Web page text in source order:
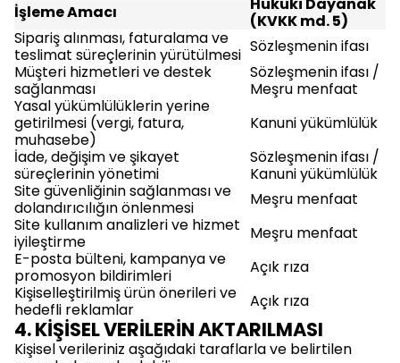
İşleme Amacı
(KVKK md. 5)
Sipariş alınması, faturalama ve
teslimat süreçlerinin yürütülmesi Sözleşmenin ifası
Müşteri hizmetleri ve destek
sağlanması
Sözleşmenin ifası /
Meşru menfaat
Yasal yükümlülüklerin yerine
getirilmesi (vergi, fatura,
muhasebe)
Kanuni yükümlülük
İade, değişim ve şikayet
süreçlerinin yönetimi
Sözleşmenin ifası /
Kanuni yükümlülük
Site güvenliğinin sağlanması ve
dolandırıcılığın önlenmesi
Meşru menfaat
Site kullanım analizleri ve hizmet
iyileştirme
Meşru menfaat
E-posta bülteni, kampanya ve
promosyon bildirimleri
Açık rıza
Kişiselleştirilmiş ürün önerileri ve
hedefli reklamlar
Açık rıza
4. KİŞİSEL VERİLERİN AKTARILMASI
Kişisel verileriniz aşağıdaki taraflarla ve belirtilen